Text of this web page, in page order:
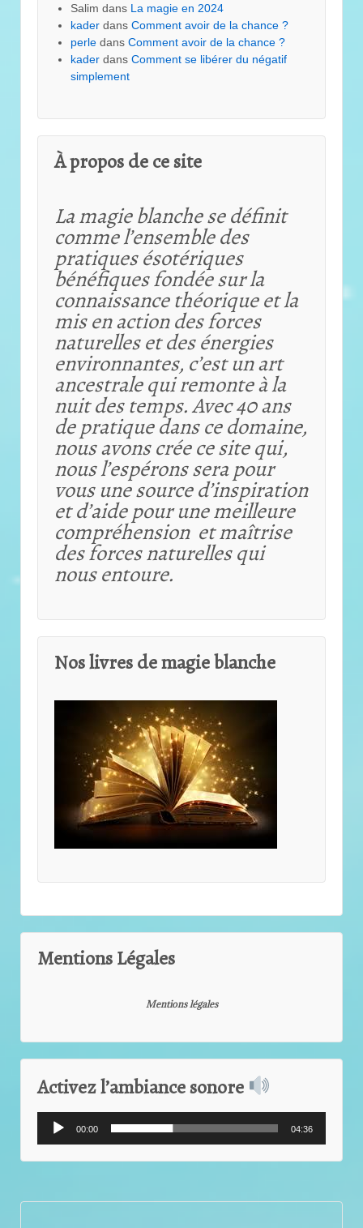
Salim dans La magie en 2024
kader dans Comment avoir de la chance ?
perle dans Comment avoir de la chance ?
kader dans Comment se libérer du négatif
simplement
À propos de ce site
La magie blanche se définit
comme l’ensemble des
pratiques ésotériques
bénéfiques fondée sur la
connaissance théorique etla
mis en action des forces
naturelles et des énergies
environnantes, c’est un art
ancestrale qui remonte à la
nuit des temps. Avec 40 ans
de pratique dans ce domaine,
nous avons crée ce site qui,
nous l’espérons sera pour
vous une source d’inspiration
et d’aide pour une meilleure
compréhension et maîtrise
des forces naturelles qui
nous entoure.
Nos livres de magie blanche
Mentions Légales
Mentions légales
Activez l’ambiance sonore
audio
00:00 04:36